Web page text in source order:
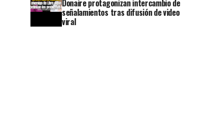
Donaire protagonizan intercambio de
señalamientos tras difusión de video
viral